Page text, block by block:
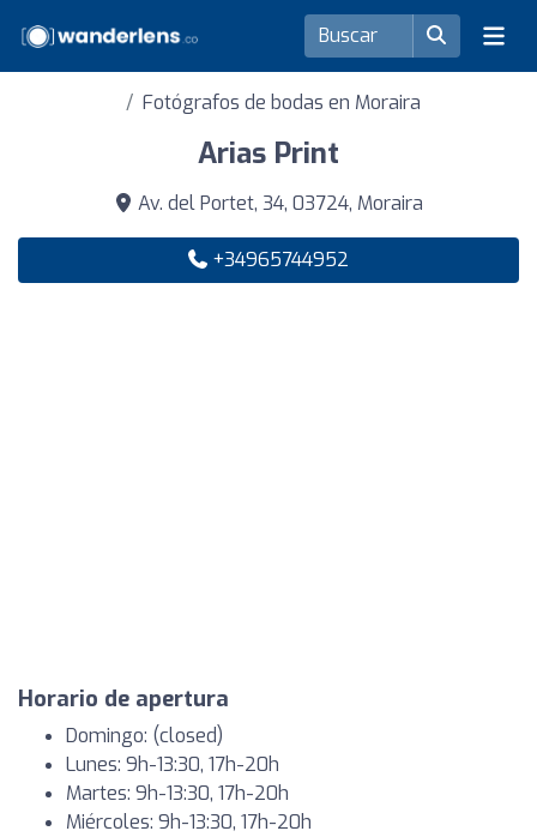
Fotógrafos de bodas en Moraira
Arias Print
Av. del Portet, 34, 03724, Moraira
+34965744952
Horario de apertura
Domingo: (closed)
Lunes: 9h-13:30, 17h-20h
Martes: 9h-13:30, 17h-20h
Miércoles: 9h-13:30, 17h-20h